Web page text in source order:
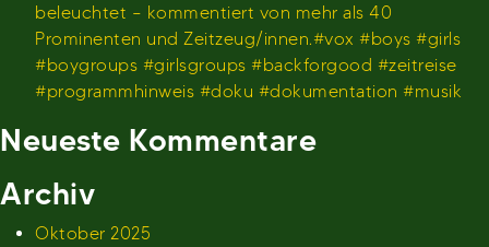
beleuchtet – kommentiert von mehr als 40
Prominenten und Zeitzeug/innen.#vox #boys #girls
#boygroups #girlsgroups #backforgood #zeitreise
#programmhinweis #doku #dokumentation #musik
Neueste Kommentare
Archiv
Oktober 2025